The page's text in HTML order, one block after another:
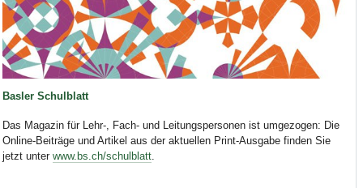
Basler Schulblatt
Das Magazin für Lehr-, Fach- und Leitungspersonen ist umgezogen: Die
Online-Beiträge und Artikel aus der aktuellen Print-Ausgabe finden Sie
jetzt unter www.bs.ch/schulblatt.